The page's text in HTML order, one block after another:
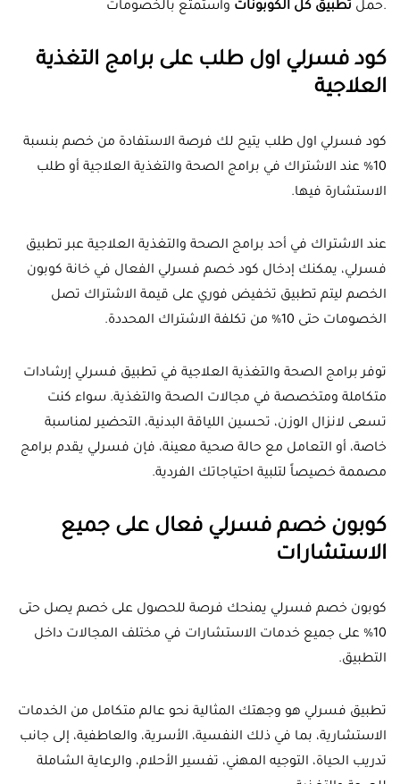
.حمل تطبيق كل الكوبونات واستمتع بالخصومات
كود فسرلي اول طلب على برامج التغذية
العلاجية
كود فسرلي اول طلب يتيح لك فرصة الاستفادة من خصم بنسبة
10% عند الاشتراك في برامج الصحة والتغذية العلاجية أو طلب
الاستشارة فيها.
عند الاشتراك في أحد برامج الصحة والتغذية العلاجية عبر تطبيق
فسرلي، يمكنك إدخال كود خصم فسرلي الفعال في خانة كوبون
الخصم ليتم تطبيق تخفيض فوري على قيمة الاشتراك تصل
الخصومات حتى 10% من تكلفة الاشتراك المحددة.
توفر برامج الصحة والتغذية العلاجية في تطبيق فسرلي إرشادات
متكاملة ومتخصصة في مجالات الصحة والتغذية. سواء كنت
تسعى لانزال الوزن، تحسين اللياقة البدنية، التحضير لمناسبة
خاصة، أو التعامل مع حالة صحية معينة، فإن فسرلي يقدم برامج
مصممة خصيصاً لتلبية احتياجاتك الفردية.
كوبون خصم فسرلي فعال على جميع
الاستشارات
كوبون خصم فسرلي يمنحك فرصة للحصول على خصم يصل حتى
10% على جميع خدمات الاستشارات في مختلف المجالات داخل
التطبيق.
تطبيق فسرلي هو وجهتك المثالية نحو عالم متكامل من الخدمات
الاستشارية، بما في ذلك النفسية، الأسرية، والعاطفية، إلى جانب
تدريب الحياة، التوجيه المهني، تفسير الأحلام، والرعاية الشاملة